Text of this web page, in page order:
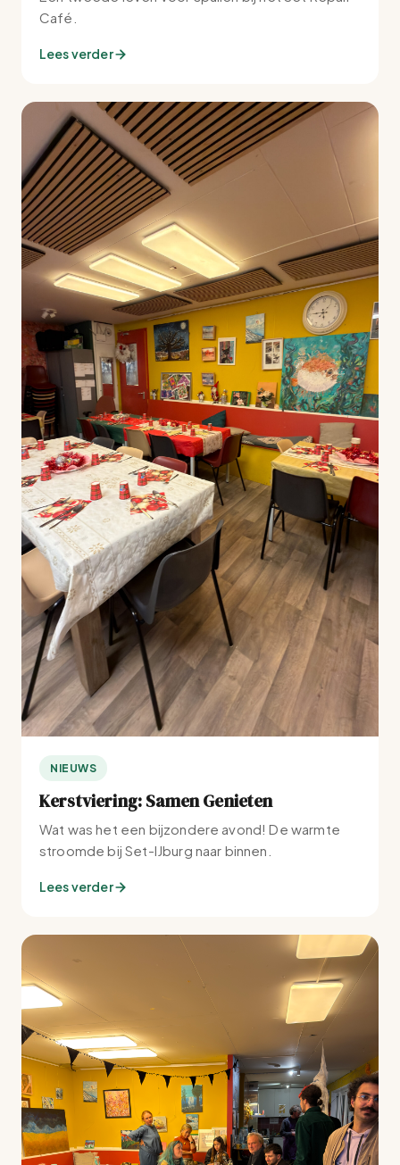
Café.
Lees verder
NIEUWS
Kerstviering: Samen Genieten
Wat was het een bijzondere avond! De warmte
stroomde bij Set-IJburg naar binnen.
Lees verder